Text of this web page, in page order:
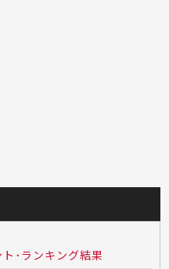
･ランキング結果